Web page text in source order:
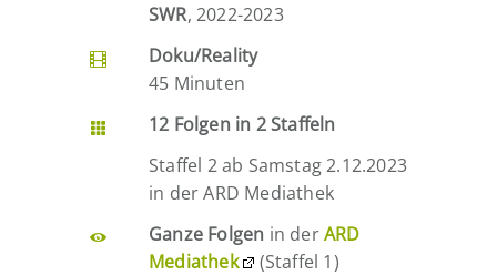
SWR, 2022-2023
Doku/Reality
45 Minuten
12 Folgen in 2 Staffeln
Staffel 2 ab Samstag 2.12.2023
in der ARD Mediathek
Ganze Folgen in derARD
Mediathek
(Staffel 1)